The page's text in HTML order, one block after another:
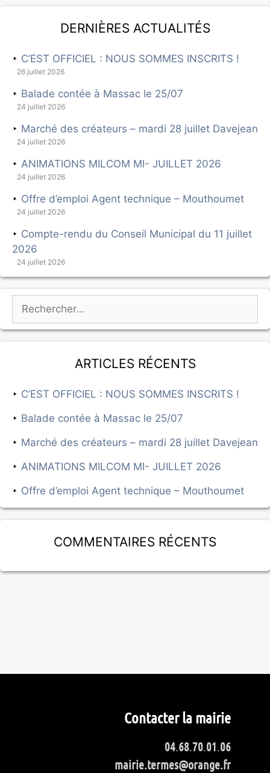
Dernières actualités
C’EST OFFICIEL : NOUS SOMMES INSCRITS !
26 juillet 2026
Balade contée à Massac le 25/07
24 juillet 2026
Marché des créateurs – mardi 28 juillet Davejean
24 juillet 2026
ANIMATIONS MILCOM MI- JUILLET 2026
24 juillet 2026
Offre d’emploi Agent technique – Mouthoumet
24 juillet 2026
Compte-rendu du Conseil Municipal du 11 juillet
2026
24 juillet 2026
Articles récents
C’EST OFFICIEL : NOUS SOMMES INSCRITS !
Balade contée à Massac le 25/07
Marché des créateurs – mardi 28 juillet Davejean
ANIMATIONS MILCOM MI- JUILLET 2026
Offre d’emploi Agent technique – Mouthoumet
Commentaires récents
Contacter la mairie
04.68.70.01.06
mairie.termes@orange.fr